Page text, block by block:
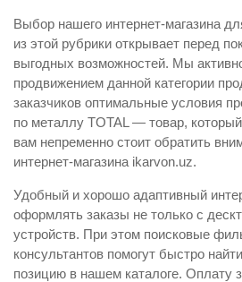
Выбор нашего интернет-магазина
из этой рубрики открывает перед
выгодных возможностей. Мы
продвижением данной категории
заказчиков оптимальные условия
по металлу TOTAL — товар,
вам непременно стоит обратить
интернет-магазина ikarvon.uz.
Удобный и хорошо адаптивный
оформлять заказы не только с
устройств. При этом поисковые
консультантов помогут быстро
позицию в нашем каталоге. Оплату